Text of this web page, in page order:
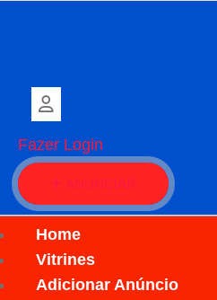
Fazer Login
ANUNCIAR
Home
Vitrines
Adicionar Anúncio